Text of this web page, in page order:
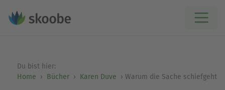
Du bist hier:
Home
Bücher Karen Duve Warum die Sache schiefgeht